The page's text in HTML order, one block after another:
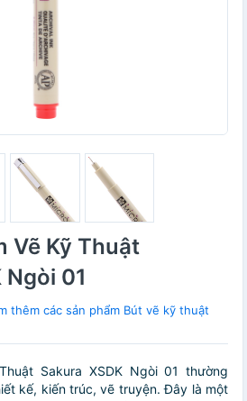
Vẽ Kỹ Thuật
Ngòi 01
thêm các sản phẩm Bút vẽ kỹ thuật
Sakura XSDK Ngòi 01 thường
kế, kiến trúc, vẽ truyện. Đây là một